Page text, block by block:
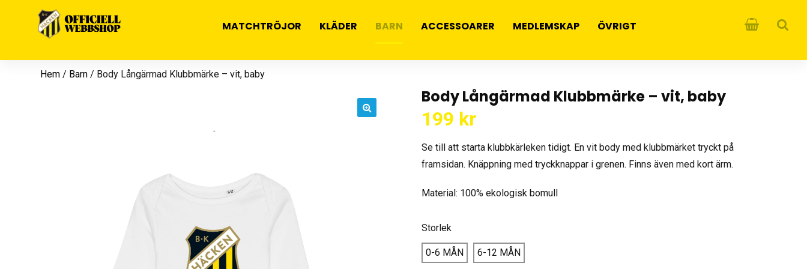
MATCHTRÖJOR KLÄDER BARN ACCESSOARER MEDLEMSKAP ÖVRIGT
Hem / Barn / Body Långärmad Klubbmärke – vit, baby
Body Långärmad Klubbmärke – vit, baby
199 kr
Se till att starta klubbkärleken tidigt. En vit body med klubbmärket tryckt på
framsidan. Knäppning med tryckknappar i grenen. Finns även med kort ärm.
Material: 100% ekologisk bomull
Storlek
0-6 MÅN 6-12 MÅN